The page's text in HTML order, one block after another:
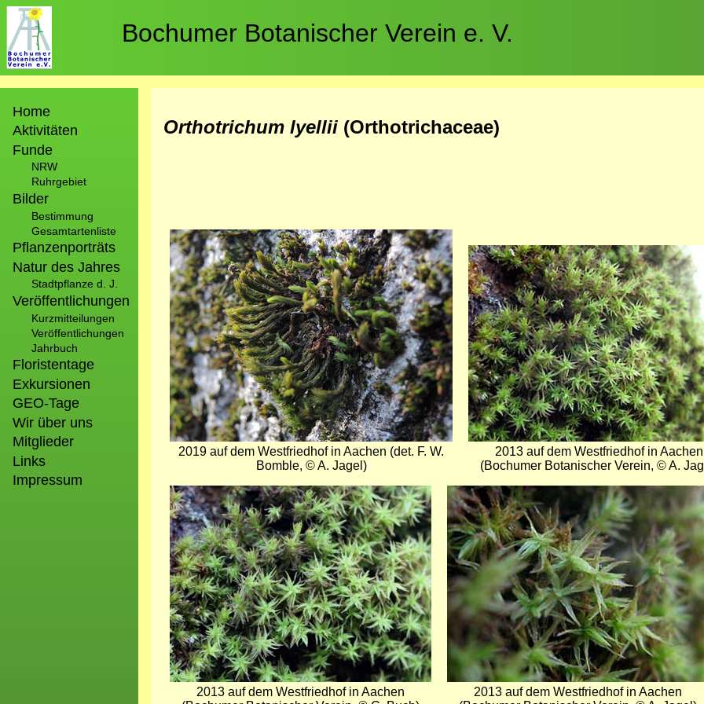
Direkt
zum
Inhalt
Bochumer Botanischer Verein e. V.
Home
Aktivitäten
Funde
NRW
Ruhrgebiet
Bilder
Bestimmung
Gesamtartenliste
Pflanzenporträts
Natur des Jahres
Stadtpflanze d. J.
Veröffentlichungen
Kurzmitteilungen
Veröffentlichungen
Jahrbuch
Floristentage
Exkursionen
GEO-Tage
Wir über uns
Mitglieder
Links
Impressum
Orthotrichum lyellii (Orthotrichaceae)
Bild
2019 auf dem Westfriedhof in Aachen (det. F. W.
Bomble, © A. Jagel)
Bild
2013 auf dem Westfriedhof in Aachen
(Bochumer Botanischer Verein, © A.
Bild
2013 auf dem Westfriedhof in Aachen
Bild
2013 auf dem Westfriedhof in Aachen